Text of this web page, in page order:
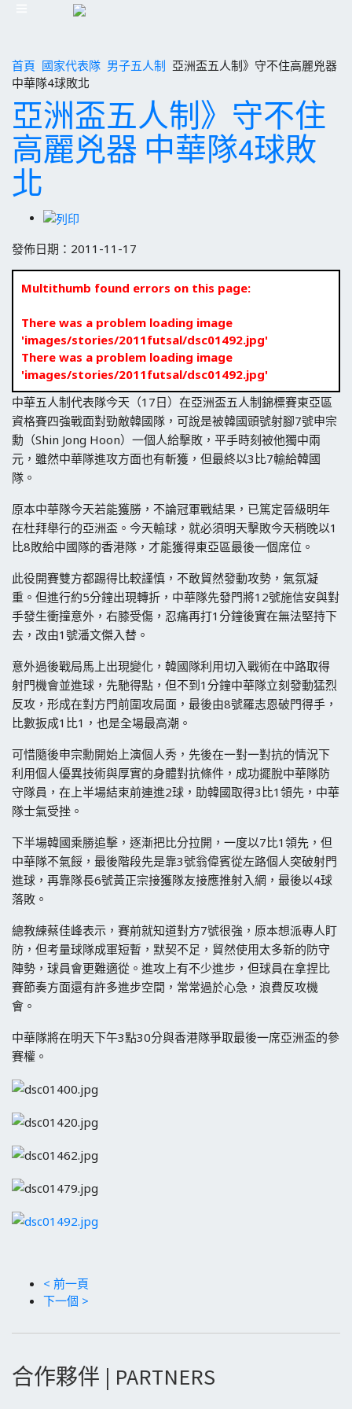
首頁 國家代表隊 男子五人制 亞洲盃五人制》守不住高麗兇器
中華隊4球敗北
亞洲盃五人制》守不住
高麗兇器 中華隊4球敗
北
發佈日期：2011-11-17
Multithumb found errors on this page:
There was a problem loading image
'images/stories/2011futsal/dsc01492.jpg'
There was a problem loading image
'images/stories/2011futsal/dsc01492.jpg'
中華五人制代表隊今天（17日）在亞洲盃五人制錦標賽東亞區
資格賽四強戰面對勁敵韓國隊，可說是被韓國頭號射腳7號申宗
勳（Shin Jong Hoon）一個人給擊敗，平手時刻被他獨中兩
元，雖然中華隊進攻方面也有斬獲，但最終以3比7輸給韓國
隊。
原本中華隊今天若能獲勝，不論冠軍戰結果，已篤定晉級明年
在杜拜舉行的亞洲盃。今天輸球，就必須明天擊敗今天稍晚以1
比8敗給中國隊的香港隊，才能獲得東亞區最後一個席位。
此役開賽雙方都踢得比較謹慎，不敢貿然發動攻勢，氣氛凝
重。但進行約5分鐘出現轉折，中華隊先發門將12號施信安與對
手發生衝撞意外，右膝受傷，忍痛再打1分鐘後實在無法堅持下
去，改由1號潘文傑入替。
意外過後戰局馬上出現變化，韓國隊利用切入戰術在中路取得
射門機會並進球，先馳得點，但不到1分鐘中華隊立刻發動猛烈
反攻，形成在對方門前圍攻局面，最後由8號羅志恩破門得手，
比數扳成1比1，也是全場最高潮。
可惜隨後申宗勳開始上演個人秀，先後在一對一對抗的情況下
利用個人優異技術與厚實的身體對抗條件，成功擺脫中華隊防
守隊員，在上半場結束前連進2球，助韓國取得3比1領先，中華
隊士氣受挫。
下半場韓國乘勝追擊，逐漸把比分拉開，一度以7比1領先，但
中華隊不氣餒，最後階段先是靠3號翁偉賓從左路個人突破射門
進球，再靠隊長6號黃正宗接獲隊友接應推射入網，最後以4球
落敗。
總教練蔡佳峰表示，賽前就知道對方7號很強，原本想派專人盯
防，但考量球隊成軍短暫，默契不足，貿然使用太多新的防守
陣勢，球員會更難適從。進攻上有不少進步，但球員在拿捏比
賽節奏方面還有許多進步空間，常常過於心急，浪費反攻機
會。
中華隊將在明天下午3點30分與香港隊爭取最後一席亞洲盃的參
賽權。
< 前一頁
下一個 >
合作夥伴 | PARTNERS